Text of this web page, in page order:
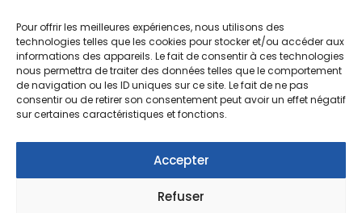
Pour offrir les meilleures expériences, nous utilisons des
technologies telles que les cookies pour stocker et/ou accéder aux
informations des appareils. Le fait de consentir à ces technologies
nous permettra de traiter des données telles que le comportement
de navigation ou les ID uniques sur ce site. Le fait de ne pas
consentir ou de retirer son consentement peut avoir un effet négatif
sur certaines caractéristiques et fonctions.
Accepter
Refuser
Nouvelles collections, vie de l’équipe ou
inspirations : soyez informés de nos dernières
actualités.
© Copyright Fonction Meuble